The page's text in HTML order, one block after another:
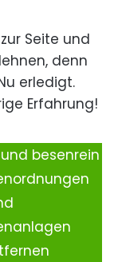
Seite und
denn
erledigt.
Erfahrung!
besenrein